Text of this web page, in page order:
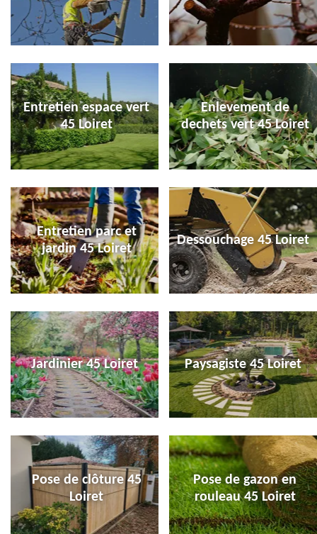
Entretien espace vert
45 Loiret
Enlevement de
dechets vert 45 Loiret
Entretien parc et
jardin 45 Loiret
Dessouchage 45 Loiret
Jardinier 45 Loiret Paysagiste 45 Loiret
Pose de clôture 45
Loiret
Pose de gazon en
rouleau 45 Loiret